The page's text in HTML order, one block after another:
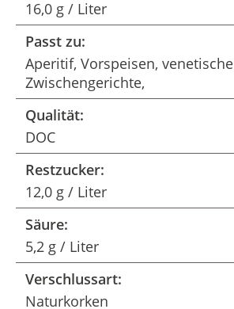
16,0 g / Liter
Passt zu:
Aperitif, Vorspeisen, venetische
Zwischengerichte,
Qualität:
DOC
Restzucker:
12,0 g / Liter
Säure:
5,2 g / Liter
Verschlussart:
Naturkorken